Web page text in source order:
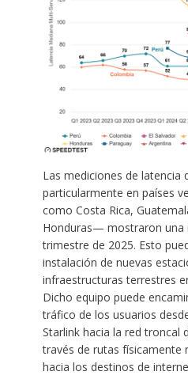
Las mediciones de latencia
particularmente en países
como Costa Rica,
Honduras— mostraron una
trimestre de 2025. Esto
instalación de nuevas
infraestructuras terrestres
Dicho equipo puede
tráfico de los usuarios
Starlink hacia la red troncal
través de rutas físicamente
hacia los destinos de